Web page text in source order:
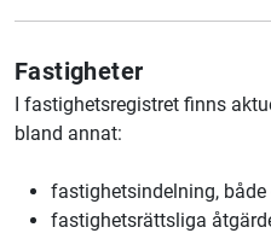
Fastigheter
I fastighetsregistret finns
bland annat:
fastighetsindelning,
fastighetsrättsliga